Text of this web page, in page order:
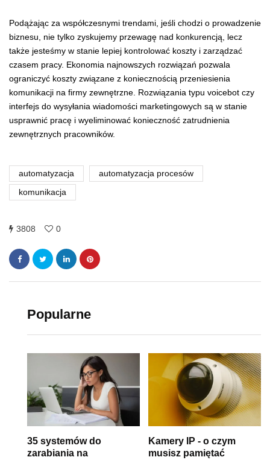
Podążając za współczesnymi trendami, jeśli chodzi o prowadzenie
biznesu, nie tylko zyskujemy przewagę nad konkurencją, lecz
także jesteśmy w stanie lepiej kontrolować koszty i zarządzać
czasem pracy. Ekonomia najnowszych rozwiązań pozwala
ograniczyć koszty związane z koniecznością przeniesienia
komunikacji na firmy zewnętrzne. Rozwiązania typu voicebot czy
interfejs do wysyłania wiadomości marketingowych są w stanie
usprawnić pracę i wyeliminować konieczność zatrudnienia
zewnętrznych pracowników.
automatyzacja automatyzacja procesów
komunikacja
3808 0
Popularne
35 systemów do
zarabiania na
Kamery IP - o czym
musisz pamiętać